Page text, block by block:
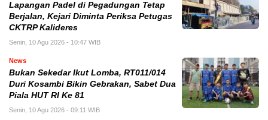
Lapangan Padel di Pegadungan Tetap
Berjalan, Kejari Diminta Periksa Petugas
CKTRP Kalideres
Senin, 10 Agu 2026 - 10:47 WIB
News
Bukan Sekedar Ikut Lomba, RT011/014
Duri Kosambi Bikin Gebrakan, Sabet Dua
Piala HUT RI Ke 81
Senin, 10 Agu 2026 - 09:11 WIB